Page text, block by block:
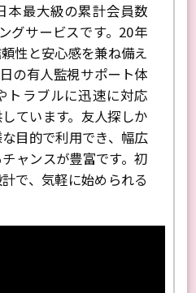
本最大級の累計会員数
グサービスです。20年
性と安心感を兼ね備え
の有人監視サポート体
トラブルに迅速に対応
ています。友人探しか
目的で利用でき、幅広
ャンスが豊富です。初
で、気軽に始められる